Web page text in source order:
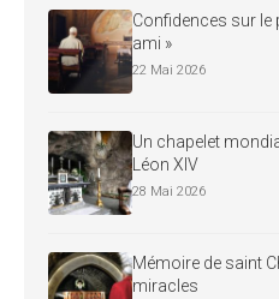
Confidences sur le
ami »
22 Mai 2026
Un chapelet
Léon XIV
28 Mai 2026
Mémoire de saint
miracles